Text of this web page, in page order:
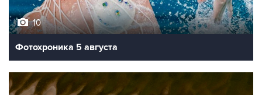
10
Фотохроника 5 августа